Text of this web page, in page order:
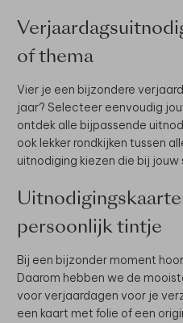
of thema
Vier je een bijzondere
jaar? Selecteer eenvoudig
ontdek alle bijpassende
ook lekker rondkijken tussen
uitnodiging kiezen die bij jouw
persoonlijk tintje
Bij een bijzonder moment
Daarom hebben we de
voor verjaardagen voor je
een kaart met folie of een